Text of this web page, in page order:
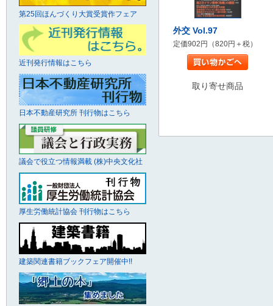
外交 Vol.97
定価902円（820円＋税）
取り寄せ商品
第25回ほんづくり大賞受賞作フェア
近刊発行情報はこちら
日本不動産研究所 刊行物はこちら
議会で役立つ情報満載 (株)中央文化社
厚生労働統計協会 刊行物はこちら
建築関連書籍ブックフェア開催中!!